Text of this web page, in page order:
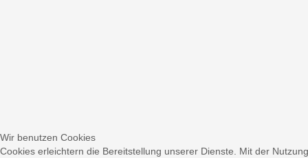
Wir benutzen Cookies
Cookies erleichtern die Bereitstellung unserer Dienste. Mit der